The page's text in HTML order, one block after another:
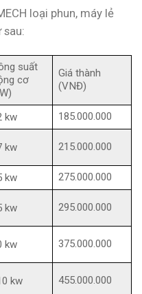
loại phun, máy lẻ
sau:
suất
cơ
Giá thành
(VNĐ)
kw 185.000.000
kw 215.000.000
kw 275.000.000
kw 295.000.000
kw 375.000.000
kw 455.000.000